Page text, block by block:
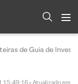
de Guia de
• Atualizado em